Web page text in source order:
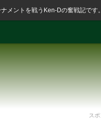
メントを戦うKen-Dの奮戦記です
ス